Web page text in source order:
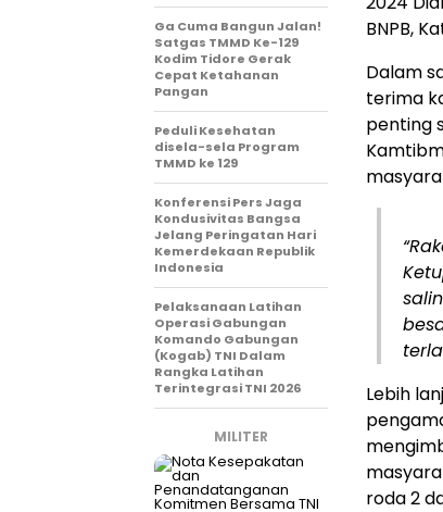
BNPB,
Dalam
terima
penting
Lebih
roda 2
Ga Cuma Bangun Jalan!
Satgas TMMD Ke-129
Kodim Tidore Gerak
Cepat Ketahanan
Pangan
Peduli Kesehatan
disela-sela Program
TMMD ke 129
Konferensi Pers Jaga
Kondusivitas Bangsa
Jelang Peringatan Hari
Kemerdekaan Republik
Indonesia
Pelaksanaan Latihan
Operasi Gabungan
Komando Gabungan
(Kogab) TNI Dalam
Rangka Latihan
Terintegrasi TNI 2026
MILITER